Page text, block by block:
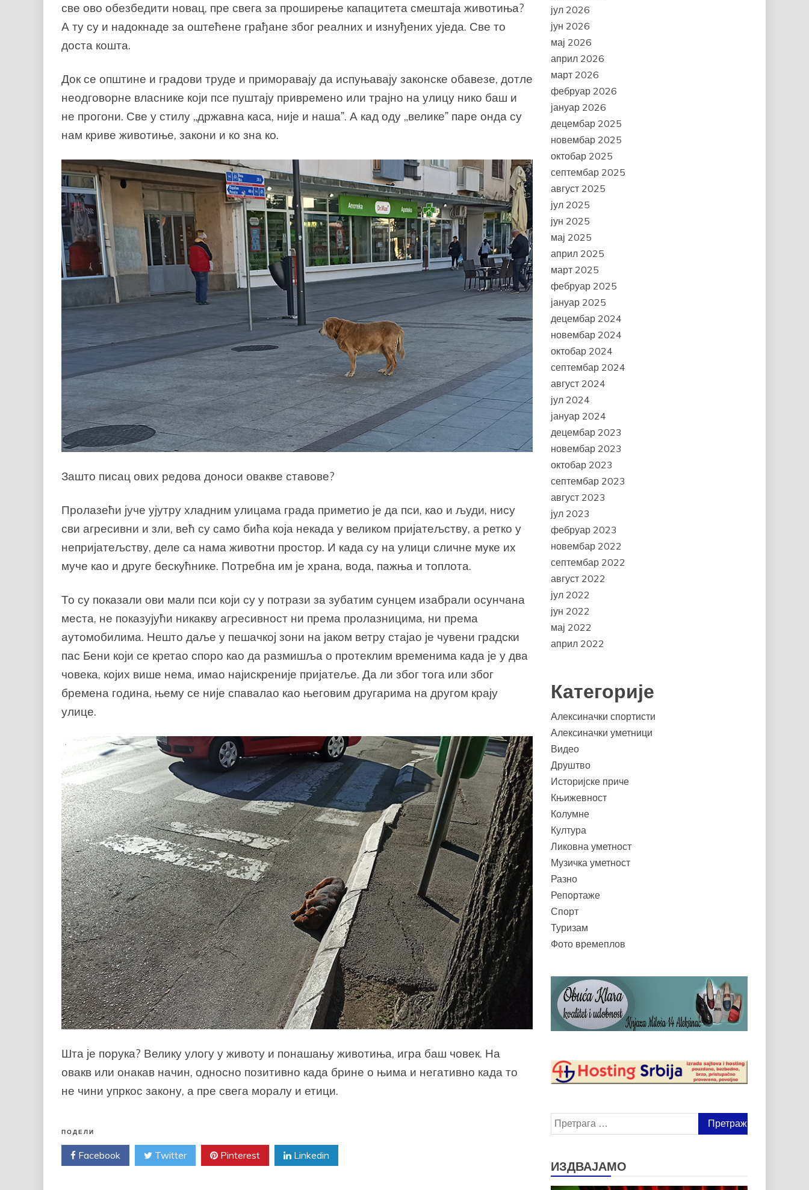
све ово обезбедити новац, пре свега за проширење капацитета смештаја животиња?
А ту су и надокнаде за оштећене грађане због реалних и изнуђених уједа. Све то
доста кошта.
Док се општине и градови труде и приморавају да испуњавају законске обавезе, дотле
неодговорне власнике који псе пуштају привремено или трајно на улицу нико баш и
не прогони. Све у стилу „државна каса, није и нашаˮ. А кад оду „великеˮ паре онда су
нам криве животиње, закони и ко зна ко.
Зашто писац ових редова доноси овакве ставове?
Пролазећи јуче ујутру хладним улицама града приметио је да пси, као и људи, нису
сви агресивни и зли, већ су само бића која некада у великом пријатељству, а ретко у
непријатељству, деле са нама животни простор. И када су на улици сличне муке их
муче као и друге бескућнике. Потребна им је храна, вода, пажња и топлота.
То су показали ови мали пси који су у потрази за зубатим сунцем изабрали осунчана
места, не показујући никакву агресивност ни према пролазницима, ни према
аутомобилима. Нешто даље у пешачкој зони на јаком ветру стајао је чувени градски
пас Бени који се кретао споро као да размишља о протеклим временима када је у два
човека, којих више нема, имао најискреније пријатеље. Да ли због тога или због
бремена година, њему се није спавалао као његовим другарима на другом крају
улице.
Шта је порука? Велику улогу у животу и понашању животиња, игра баш човек. На
овакв или онакав начин, односно позитивно када брине о њима и негативно када то
не чини упркос закону, а пре свега моралу и етици.
ПОДЕЛИ
Facebook Twitter Pinterest Linkedin
јул 2026
јун 2026
мај 2026
април 2026
март 2026
фебруар 2026
јануар 2026
децембар 2025
новембар 2025
октобар 2025
септембар 2025
август 2025
јул 2025
јун 2025
мај 2025
април 2025
март 2025
фебруар 2025
јануар 2025
децембар 2024
новембар 2024
октобар 2024
септембар 2024
август 2024
јул 2024
јануар 2024
децембар 2023
новембар 2023
октобар 2023
септембар 2023
август 2023
јул 2023
фебруар 2023
новембар 2022
септембар 2022
август 2022
јул 2022
јун 2022
мај 2022
април 2022
Категорије
Алексиначки спортисти
Алексиначки уметници
Видео
Друштво
Историјске приче
Књижевност
Колумне
Култура
Ликовна уметност
Музичка уметност
Разно
Репортаже
Спорт
Туризам
Фото времеплов
Претрага
за:
ИЗДВАЈАМО